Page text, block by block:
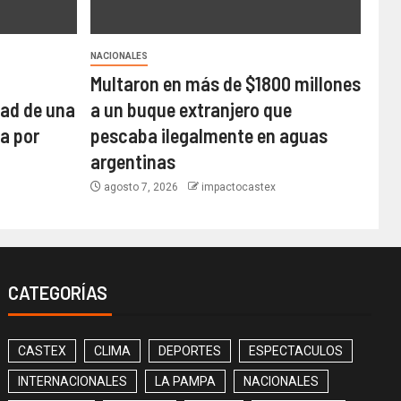
de una
por
NACIONALES
Multaron en más de $1800 millones
a un buque extranjero que
pescaba ilegalmente en aguas
argentinas
agosto 7, 2026 impactocastex
CATEGORÍAS
CASTEX CLIMA DEPORTES ESPECTACULOS
INTERNACIONALES LA PAMPA NACIONALES